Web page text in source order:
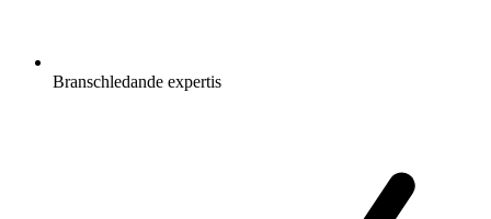
Branschledande expertis